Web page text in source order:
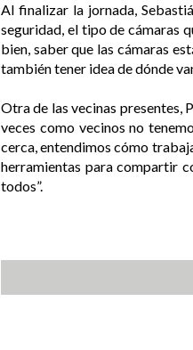
Al finalizar la jornada,
seguridad, el tipo de cámaras
bien, saber que las cámaras
también tener idea de dónde
Otra de las vecinas presentes,
veces como vecinos no
cerca, entendimos cómo
herramientas para compartir
todos”.